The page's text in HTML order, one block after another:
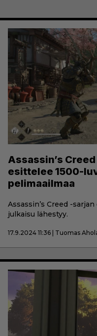
Assassin’s
esittelee 1500-
pelimaailmaa
Assassin’s Creed -
julkaisu lähestyy.
17.9.2024 11:36 | Tuomas